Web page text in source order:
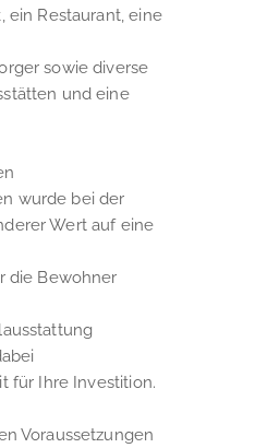
ein Restaurant, eine
sowie diverse
und eine
wurde bei der
Wert auf eine
die Bewohner
für Ihre Investition.
Voraussetzungen